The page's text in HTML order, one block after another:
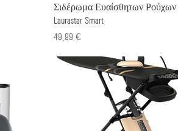
Σιδέρωμα Ευαίσθητων Ρούχων
Laurastar Smart
Τιμή
49,99 €